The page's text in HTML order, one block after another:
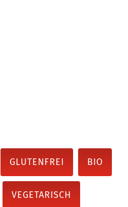
GLUTENFREI BIO
VEGETARISCH